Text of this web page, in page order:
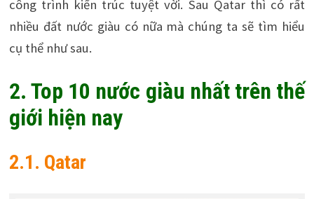
công trình kiến trúc tuyệt vời. Sau Qatar thì có rất
nhiều đất nước giàu có nữa mà chúng ta sẽ tìm hiểu
cụ thể như sau.
2. Top 10 nước giàu nhất trên thế
giới hiện nay
2.1. Qatar